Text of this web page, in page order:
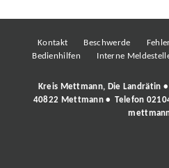
Kontakt Beschwerde
Bedienhilfen
Interne
Kreis Mettmann, Die Landrätin
40822 Mettmann • Telefon